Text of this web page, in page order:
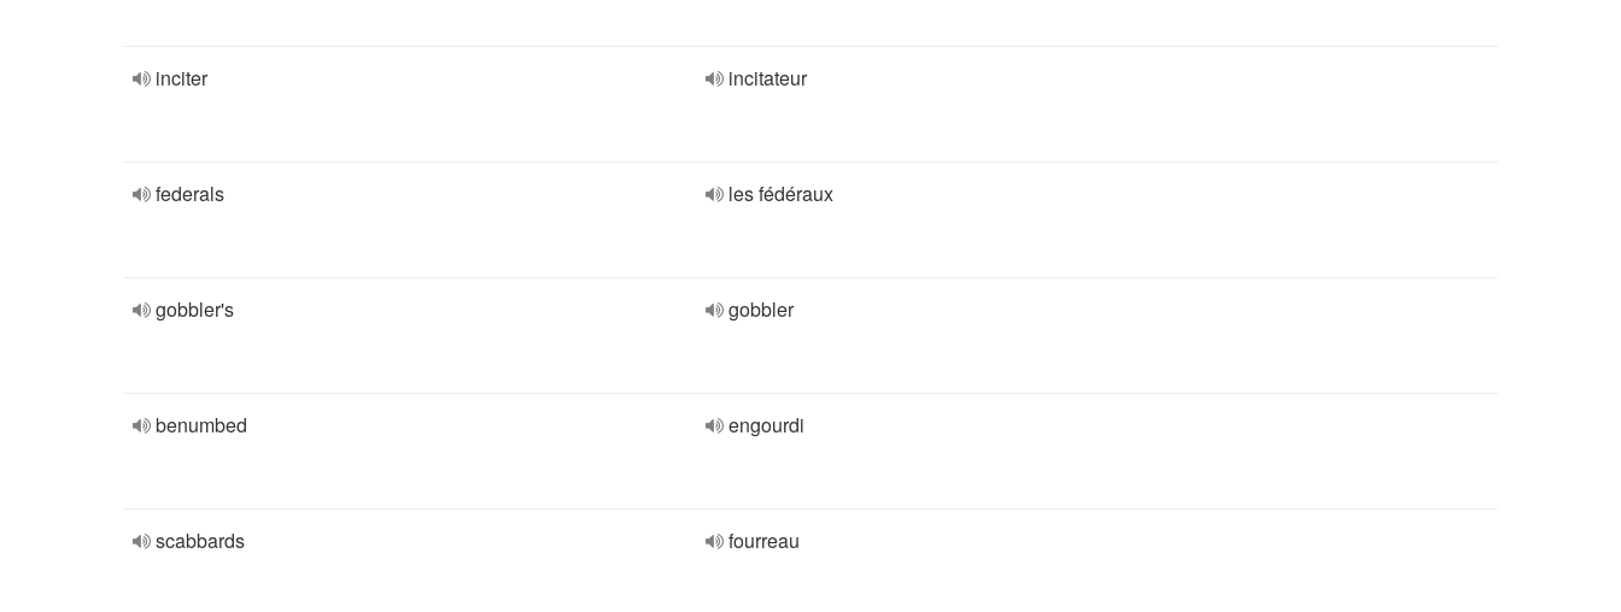
inciter incitateur
federals les fédéraux
gobbler's gobbler
benumbed engourdi
scabbards fourreau